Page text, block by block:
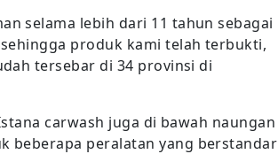
selama lebih dari 11 tahun sebagai
produk kami telah terbukti,
tersebar di 34 provinsi di
carwash juga di bawah naungan
beberapa peralatan yang berstandar